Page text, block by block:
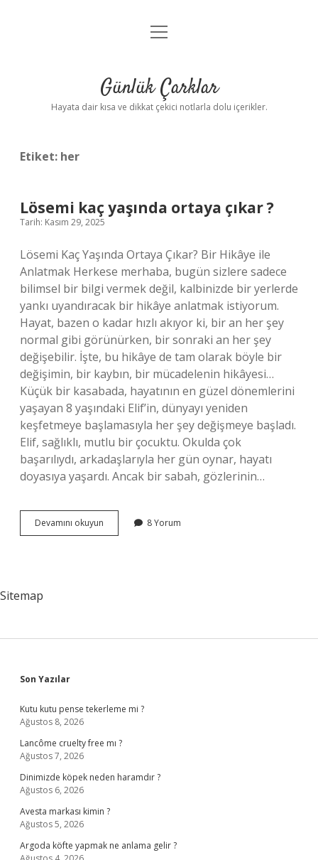
Anasayfa
Yasal Uyarı
menüyü
Günlük Çarklar
Hayata dair kısa ve dikkat çekici notlarla dolu içerikler.
Etiket: her
Lösemi kaç yaşında ortaya çıkar ?
Tarih: Kasım 29, 2025
Lösemi Kaç Yaşında Ortaya Çıkar? Bir Hikâye ile
Anlatmak Herkese merhaba, bugün sizlere sadece
bilimsel bir bilgi vermek değil, kalbinizde bir yerlerde
yankı uyandıracak bir hikâye anlatmak istiyorum.
Hayat, bazen o kadar hızlı akıyor ki, bir an her şey
normal gibi görünürken, bir sonraki an her şey
değişebilir. İşte, bu hikâye de tam olarak böyle bir
değişimin, bir kaybın, bir mücadelenin hikâyesi…
Küçük bir kasabada, hayatının en güzel dönemlerini
yaşayan 8 yaşındaki Elif’in, dünyayı yeniden
keşfetmeye başlamasıyla her şey değişmeye başladı.
Elif, sağlıklı, mutlu bir çocuktu. Okulda çok
başarılıydı, arkadaşlarıyla her gün oynar, hayatı
doyasıya yaşardı. Ancak bir sabah, gözlerinin…
Devamını okuyun
kaç
8 Yorum
Sitemap
Sidebar
Son Yazılar
Kutu kutu pense tekerleme mi ?
Ağustos 8, 2026
Lancôme cruelty free mı ?
Ağustos 7, 2026
Dinimizde köpek neden haramdır ?
Ağustos 6, 2026
Avesta markası kimin ?
Ağustos 5, 2026
Argoda köfte yapmak ne anlama gelir ?